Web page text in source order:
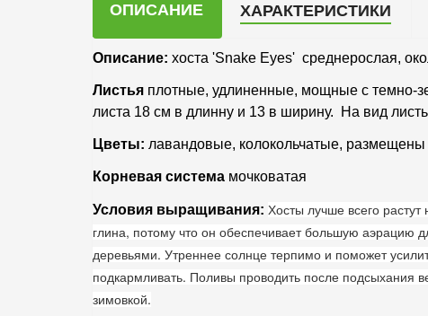
ОПИСАНИЕ ХАРАКТЕРИСТИКИ
Описание: хоста 'Snake Eyes' среднерослая,
Листья плотные, удлиненные, мощные с темно-
листа 18 см в длинну и 13 в ширину. На вид
Цветы: лавандовые, колокольчатые,
Корневая система мочковатая
Условия выращивания: Хосты лучше всего
глина, потому что он обеспечивает большую аэрацию
деревьями. Утреннее солнце терпимо и поможет
подкармливать. Поливы проводить после подсыхания
зимовкой.